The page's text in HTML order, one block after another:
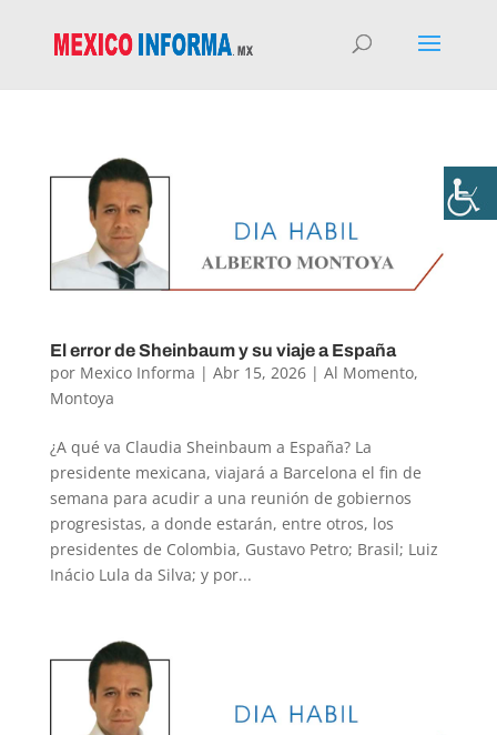
El error de Sheinbaum y su viaje a España
por Mexico Informa | Abr 15, 2026| Al Momento,
Montoya
¿A qué va Claudia Sheinbaum a España? La
presidente mexicana, viajará a Barcelona el fin de
semana para acudir a una reunión de gobiernos
progresistas, a donde estarán, entre otros, los
presidentes de Colombia, Gustavo Petro; Brasil; Luiz
Inácio Lula da Silva; y por...